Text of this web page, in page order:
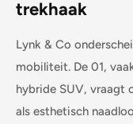
trekhaak
Lynk & Co
mobiliteit. De 01,
hybride SUV, vraagt
als esthetisch